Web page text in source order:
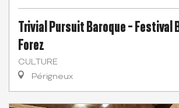
Trivial Pursuit Baroque - Festival
Forez
CULTURE
Périgneux